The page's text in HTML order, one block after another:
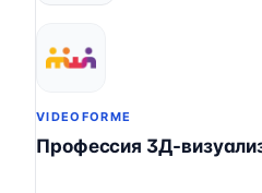
VIDEOFORME
Профессия 3Д-